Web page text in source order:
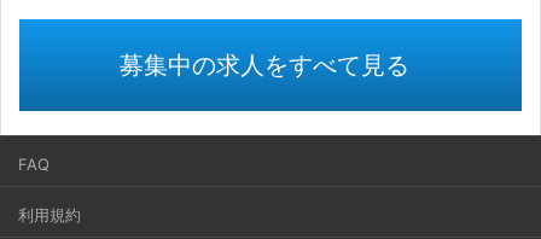
募集中の求人をすべて見る
FAQ
利用規約